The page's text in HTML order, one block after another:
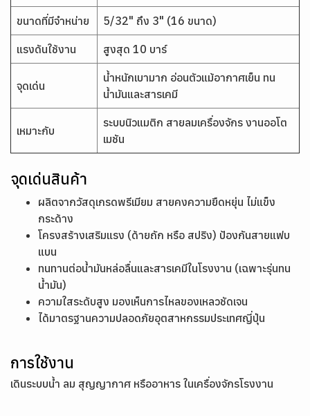
ขนาดที่มีจำหน่าย 5/32" ถึง 3" (16 ขนาด)
แรงดันใช้งาน สูงสุด 10 บาร์
จุดเด่น
น้ำหนักเบามาก อ่อนตัวแม้อากาศเย็น ทน
น้ำมันและสารเคมี
เหมาะกับ
ระบบนิวแมติก สายลมเครื่องจักร งานออโต
เมชัน
จุดเด่นสินค้า
ผลิตจากวัสดุเกรดพรีเมียม สายคงความยืดหยุ่น ไม่แข็ง
กระด้าง
โครงสร้างเสริมแรง (ด้ายถัก หรือ สปริง) ป้องกันสายแฟบ
แบน
ทนทานต่อน้ำมันหล่อลื่นและสารเคมีในโรงงาน (เฉพาะรุ่นทน
น้ำมัน)
ความใสระดับสูง มองเห็นการไหลของเหลวชัดเจน
ได้มาตรฐานความปลอดภัยอุตสาหกรรมประเทศญี่ปุ่น
การใช้งาน
เดินระบบน้ำ ลม สุญญากาศ หรืออาหาร ในเครื่องจักรโรงงาน